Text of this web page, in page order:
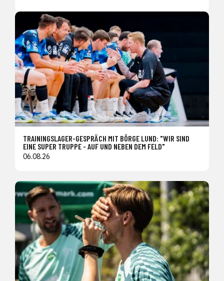
TRAININGSLAGER-GESPRÄCH MIT BÖRGE LUND: "WIR SIND
EINE SUPER TRUPPE - AUF UND NEBEN DEM FELD"
06.08.26